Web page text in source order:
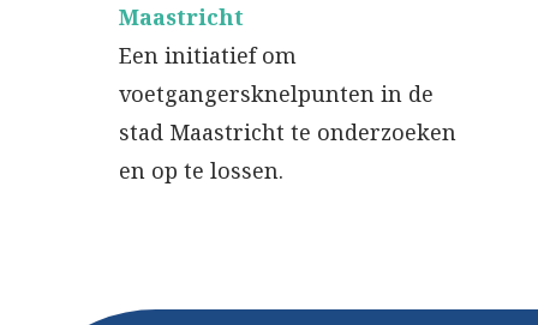
Maastricht
Een initiatief om
voetgangersknelpunten in de
stad Maastricht te onderzoeken
en op te lossen​.